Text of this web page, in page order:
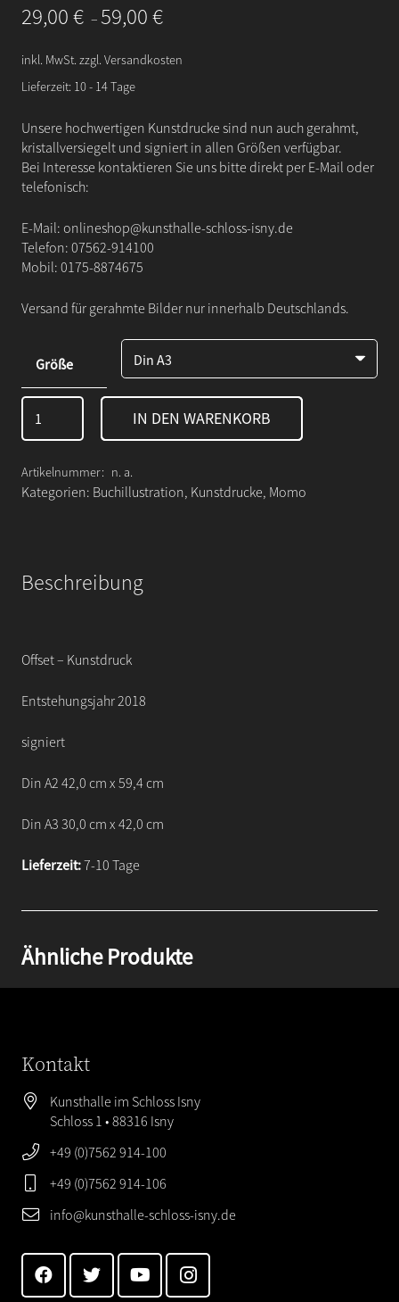
29,00€ – 59,00€
inkl. MwSt. zzgl. Versandkosten
Lieferzeit: 10 - 14 Tage
Unsere hochwertigen Kunstdrucke sind nun auch gerahmt,
kristallversiegelt und signiert in allen Größen verfügbar.
Bei Interesse kontaktieren Sie uns bitte direkt per E-Mail oder
telefonisch:
E-Mail: onlineshop@kunsthalle-schloss-isny.de
Telefon: 07562-914100
Mobil: 0175-8874675
Versand für gerahmte Bilder nur innerhalb Deutschlands.
Größe
MOMO
S279
Menge
IN DEN WARENKORB
Artikelnummer: n. a.
Kategorien: Buchillustration, Kunstdrucke, Momo
Beschreibung
Offset – Kunstdruck
Entstehungsjahr 2018
signiert
Din A2 42,0 cm x 59,4 cm
Din A3 30,0 cm x 42,0 cm
Lieferzeit:7-10 Tage
Ähnliche Produkte
Kontakt
Kunsthalle im Schloss Isny
Schloss 1 • 88316 Isny
+49 (0)7562 914-100
+49 (0)7562 914-106
info@kunsthalle-schloss-isny.de